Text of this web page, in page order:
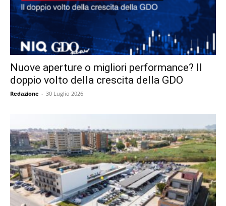
Nuove aperture o migliori performance? Il
doppio volto della crescita della GDO
Redazione - 30 Luglio 2026